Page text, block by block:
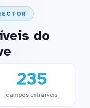
do
235
campos extraíveis